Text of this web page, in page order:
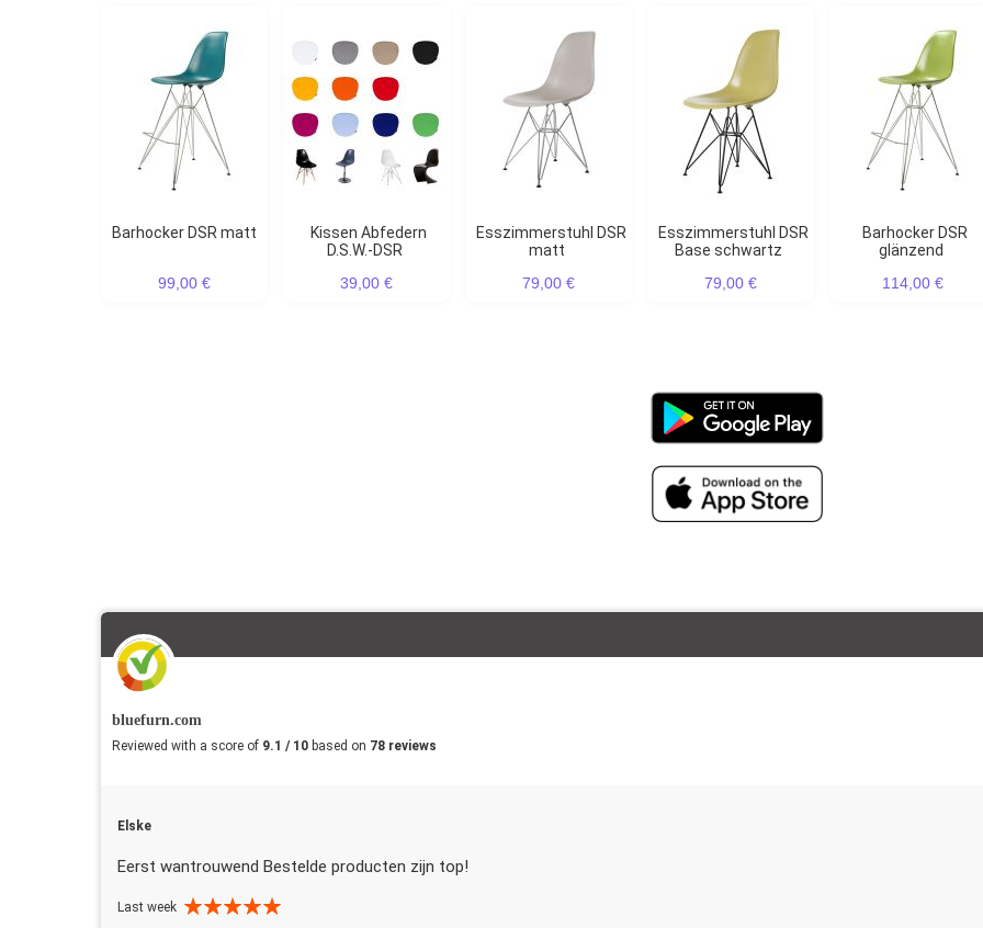
Barhocker DSR matt
99,00 €
Kissen Abfedern
D.S.W.-DSR
39,00 €
Esszimmerstuhl DSR
matt
79,00 €
Esszimmerstuhl DSR
Base schwartz
79,00 €
Barhocker DSR
glänzend
114,00 €
bluefurn.com
Reviewed with a score of 9.1 / 10 based on 78 reviews
Elske
Eerst wantrouwend Bestelde producten zijn top!
Last week